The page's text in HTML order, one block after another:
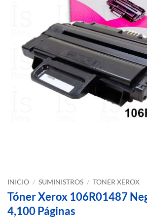
INICIO / SUMINISTROS / TONER XEROX
Tóner Xerox 106R01487
4,100 Páginas